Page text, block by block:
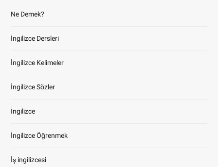
Ne Demek?
İngilizce Dersleri
İngilizce Kelimeler
İngilizce Sözler
İngilizce
İngilizce Öğrenmek
İş ingilizcesi